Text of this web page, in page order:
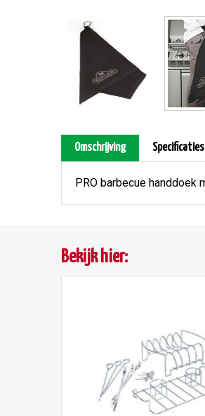
Omschrijving Specificaties
PRO barbecue handdoek
Bekijk hier: